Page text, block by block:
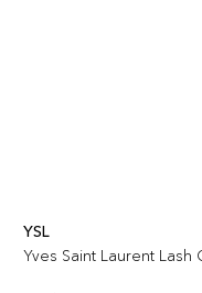
YSL
Yves Saint Laurent Lash